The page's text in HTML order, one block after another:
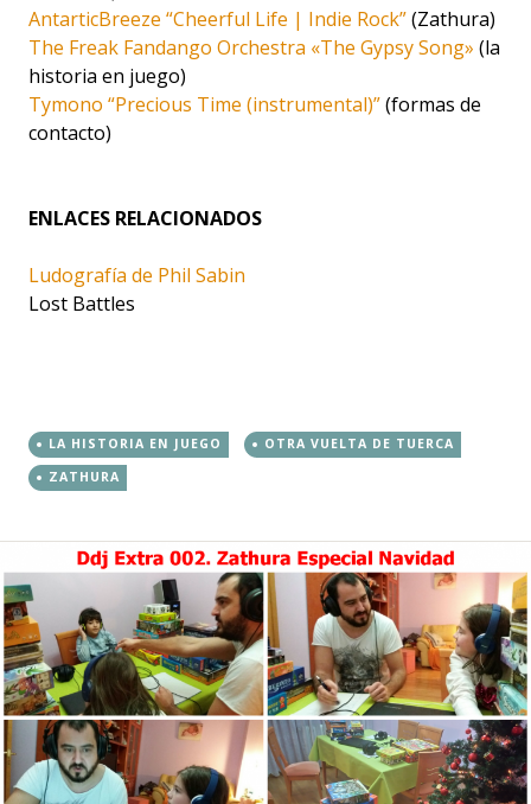
AntarticBreeze “Cheerful Life | Indie Rock”(Zathura)
The Freak Fandango Orchestra «The Gypsy Song» (la
historia en juego)
Tymono “Precious Time (instrumental)”(formas de
contacto)
ENLACES RELACIONADOS
Ludografía de Phil Sabin
Lost Battles
LA HISTORIA EN JUEGO
OTRA VUELTA DE TUERCA
ZATHURA